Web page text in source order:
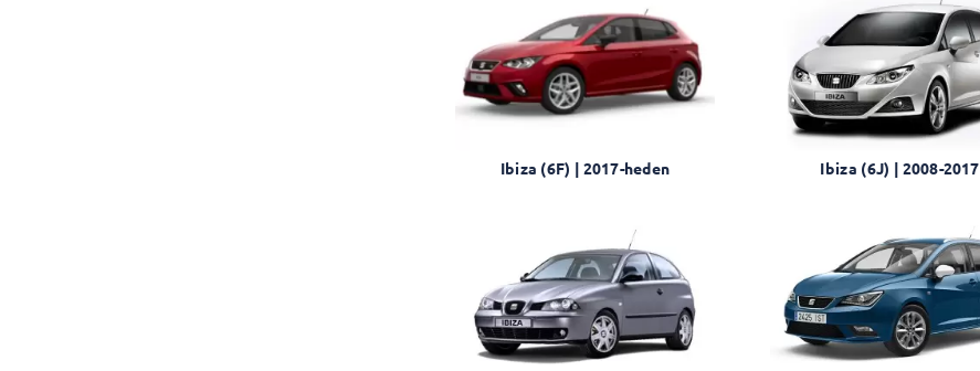
Ibiza (6F) | 2017-heden Ibiza (6J) | 2008-2017